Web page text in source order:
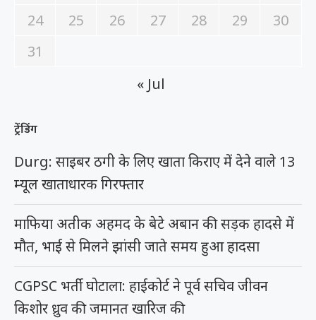
24
25 26 27 28 29
30
31
« Jul
ट्रेंडिंग
Durg: साइबर ठगी के लिए खाता किराए में देने वाले 13
म्यूल खाताधारक गिरफ्तार
माफिया अतीक अहमद के बेटे अबान की सड़क हादसे में
मौत, भाई से मिलने झांसी जाते समय हुआ हादसा
CGPSC भर्ती घोटाला: हाईकोर्ट ने पूर्व सचिव जीवन
किशोर ध्रुव की जमानत खारिज की